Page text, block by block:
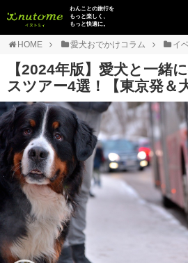
イヌトミィ
わんことの旅行を
もっと楽しく、
もっと快適に。
HOME 愛犬おでかけコラム イ
【2024年版】愛犬と一緒
スツアー4選！【東京発＆